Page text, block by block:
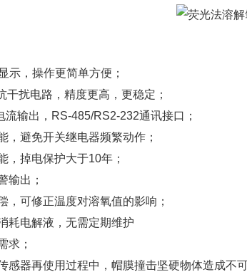
示，操作更简单方便；
干扰电路，精度更高，更稳定；
输出，RS-485/RS2-232通讯接口；
，避免开关继电器频繁动作；
，掉电保护大于10年；
输出；
，可修正温度对溶氧值的影响；
耗电解液，无需定期维护
求；
感器再使用过程中，帽膜撞击坚硬物体造成不